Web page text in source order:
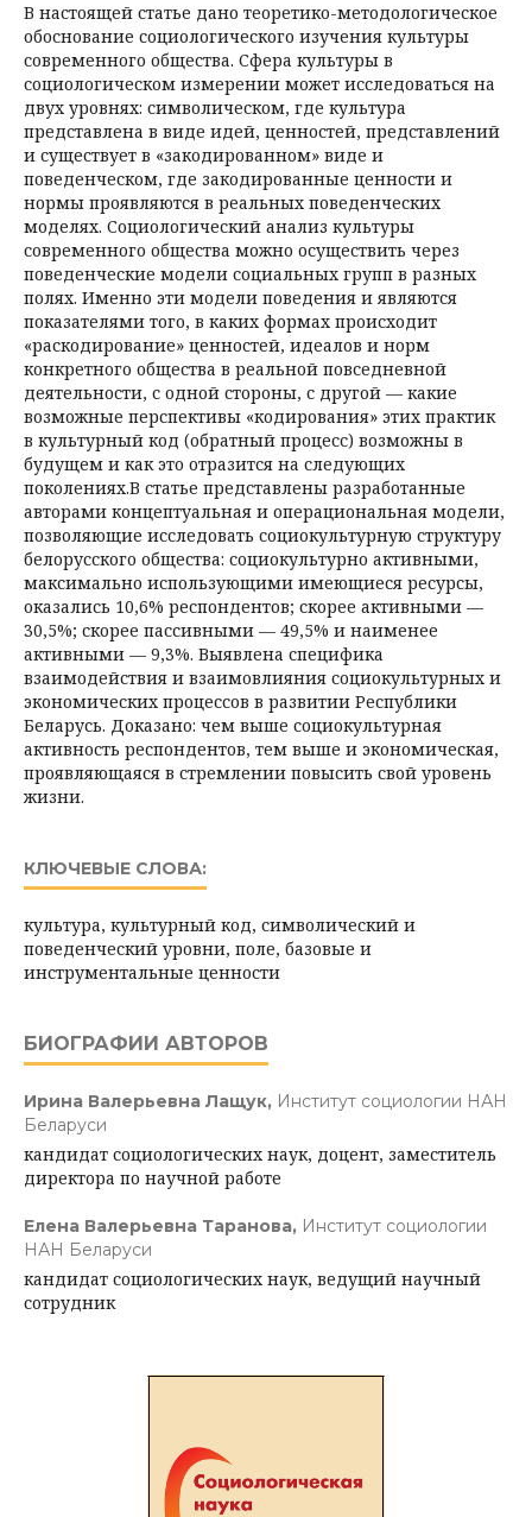
В настоящей статье дано теоретико-методологическое
обоснование социологиче­ского изучения культуры
современного общества. Сфера культуры в
социологическом изме­рении может исследоваться на
двух уровнях: символическом, где культура
представлена в виде идей, ценностей, представлений
и существует в «закодированном» виде и
поведенческом, где закодированные ценности и
нормы проявляются в реальных поведенческих
моделях. Социологический анализ культуры
современного общества можно осуществить через
поведен­ческие модели социальных групп в разных
полях. Именно эти модели поведения и являются
показателями того, в каких формах происходит
«раскодирование» ценностей, идеалов и норм
конкретного общества в реальной повседневной
деятельности, с одной стороны, с другой — какие
возможные перспективы «кодирования» этих практик
в культурный код (обратный процесс) возможны в
будущем и как это отразится на следующих
поколениях.В статье представлены разработанные
авторами концептуальная и операциональная модели,
позволяющие исследовать социокультурную структуру
белорусского общества: со­циокультурно активными,
максимально использующими имеющиеся ресурсы,
оказались 10,6% респондентов; скорее активными —
30,5%; скорее пассивными — 49,5% и наименее
активными — 9,3%. Выявлена специфика
взаимодействия и взаимовлияния социокультурных и
экономических процессов в развитии Республики
Беларусь. Доказано: чем выше социокуль­турная
активность респондентов, тем выше и экономическая,
проявляющаяся в стремлении повысить свой уровень
жизни.
КЛЮЧЕВЫЕ СЛОВА:
культура, культурный код, символический и
поведенческий уровни, поле, базовые и
инструментальные ценности
БИОГРАФИИ АВТОРОВ
Ирина Валерьевна Лащук, Институт социологии НАН
Беларуси
кандидат социологических наук, доцент, заместитель
директора по научной работе
Елена Валерьевна Таранова, Институт социологии
НАН Беларуси
кандидат социологических наук, ведущий научный
сотрудник